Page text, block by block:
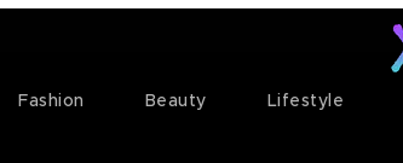
Fashion Beauty Lifestyle